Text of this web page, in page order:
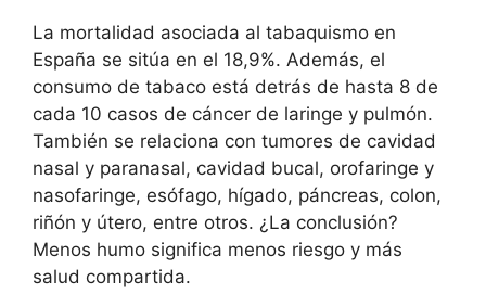
La mortalidad asociada al tabaquismo en
España se sitúa en el 18,9%. Además, el
consumo de tabaco está detrás de hasta 8 de
cada 10 casos de cáncer de laringe y pulmón.
También se relaciona con tumores de cavidad
nasal y paranasal, cavidad bucal, orofaringe y
nasofaringe, esófago, hígado, páncreas, colon,
riñón y útero, entre otros. ¿La conclusión?
Menos humo significa menos riesgo y más
salud compartida.